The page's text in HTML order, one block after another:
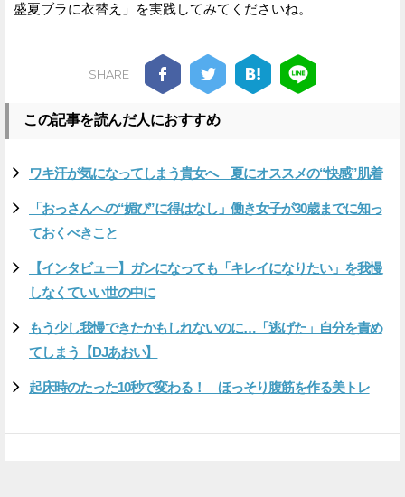
盛夏ブラに衣替え」を実践してみてくださいね。
SHARE
この記事を読んだ人におすすめ
ワキ汗が気になってしまう貴女へ 夏にオススメの“快感”肌着
「おっさんへの“媚び”に得はなし」働き女子が30歳までに知っ
ておくべきこと
【インタビュー】ガンになっても「キレイになりたい」を我慢
しなくていい世の中に
もう少し我慢できたかもしれないのに…「逃げた」自分を責め
てしまう【DJあおい】
起床時のたった10秒で変わる！ ほっそり腹筋を作る美トレ